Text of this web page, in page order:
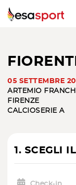
05 SETTEMBRE
ARTEMIO FRANCHI
FIRENZE
CALCIOSERIE A
1. SCEGLI